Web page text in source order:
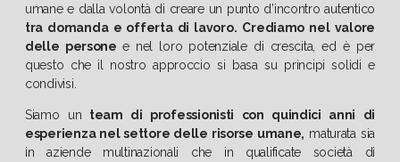
umane e dalla volontà di creare un punto d’incontro autentico
tra domanda e offerta di lavoro. Crediamo nel valore
delle personee nel loro potenziale di crescita, ed è per
questo che il nostro approccio si basa su principi solidi e
condivisi.
Siamo un team di professionisti con quindici anni di
esperienza nel settore delle risorse umane, maturata sia
in aziende multinazionali che in qualificate società di